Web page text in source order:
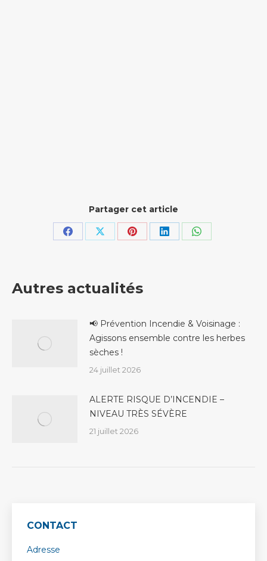
Partager cet article
PartagerPartagerPartagerPartagerPartager
Autres actualités
📢 Prévention Incendie & Voisinage :
Agissons ensemble contre les herbes
sèches !
24 juillet 2026
ALERTE RISQUE D’INCENDIE –
NIVEAU TRÈS SÉVÈRE
21 juillet 2026
CONTACT
Adresse